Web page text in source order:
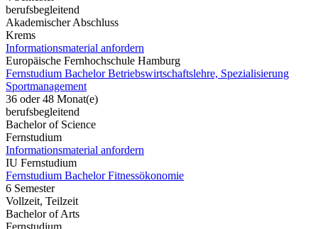
berufsbegleitend
Akademischer Abschluss
Krems
Informationsmaterial anfordern
Europäische Fernhochschule Hamburg
Fernstudium Bachelor Betriebswirtschaftslehre, Spezialisierung
Sportmanagement
36 oder 48 Monat(e)
berufsbegleitend
Bachelor of Science
Fernstudium
Informationsmaterial anfordern
IU Fernstudium
Fernstudium Bachelor Fitnessökonomie
6 Semester
Vollzeit, Teilzeit
Bachelor of Arts
Fernstudium